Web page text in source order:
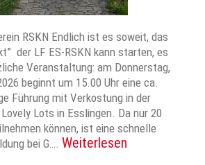
RSKN Endlich ist es soweit, das
der LF ES-RSKN kann starten, es
Veranstaltung: am Donnerstag,
beginnt um 15.00 Uhr eine ca.
Führung mit Verkostung in der
Lots in Esslingen. Da nur 20
können, ist eine schnelle
bei G…. Weiterlesen